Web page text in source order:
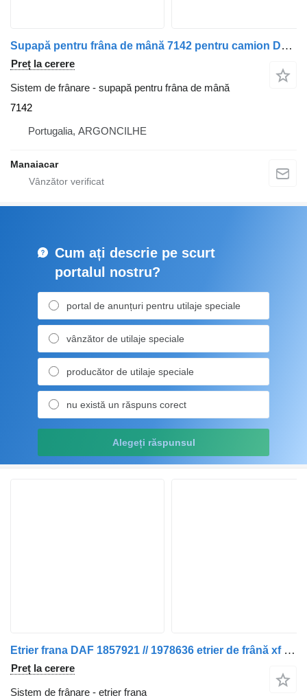
Supapă pentru frâna de mână 7142 pentru camion DAF XF 105 | 05
Preț la cerere
Sistem de frânare - supapă pentru frâna de mână
7142
Portugalia, ARGONCILHE
Manaiacar
Cum ați descrie pe scurt
portalul nostru?
portal de anunțuri pentru utilaje speciale
vânzător de utilaje speciale
producător de utilaje speciale
nu există un răspuns corect
Alegeți răspunsul
Etrier frana DAF 1857921 // 1978636 etrier de frână xf 105 drept spate euro 5 pentru camion
Preț la cerere
Sistem de frânare - etrier frana